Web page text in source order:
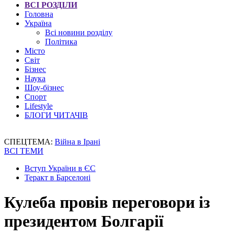
ВСІ РОЗДІЛИ
Головна
Україна
Всі новини розділу
Політика
Місто
Світ
Бізнес
Наука
Шоу-бізнес
Спорт
Lifestyle
БЛОГИ ЧИТАЧІВ
СПЕЦТЕМА: Війна в Ірані
ВСІ ТЕМИ
Вступ України в ЄС
Теракт в Барселоні
Кулеба провів переговори із
президентом Болгарії